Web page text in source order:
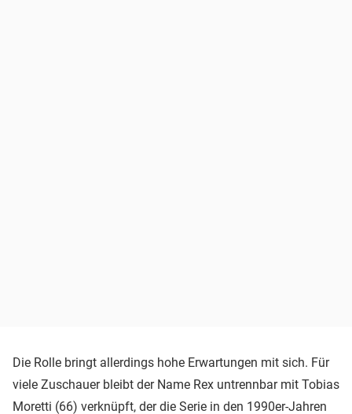
Die Rolle bringt allerdings hohe Erwartungen mit sich. Für
viele Zuschauer bleibt der Name Rex untrennbar mit Tobias
Moretti (66) verknüpft, der die Serie in den 1990er-Jahren